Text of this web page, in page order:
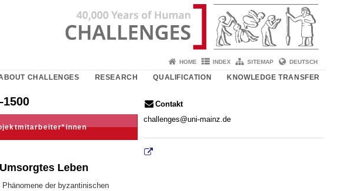
HOME INDEX SITEMAP DEUTSCH
CHALLENGES RESEARCH QUALIFICATION KNOWLEDGE TRANSFER
Leben
der byzantinischen
Contakt
challenges@uni-mainz.de